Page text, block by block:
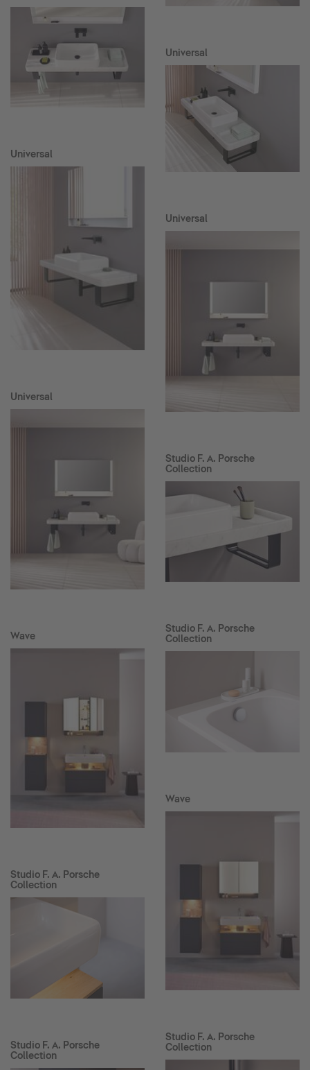
Universal
Universal
Wave
Studio F. A. Porsche
Collection
Studio F. A. Porsche
Collection
Universal
Universal
Studio F. A. Porsche
Collection
Studio F. A. Porsche
Collection
Wave
Studio F. A. Porsche
Collection